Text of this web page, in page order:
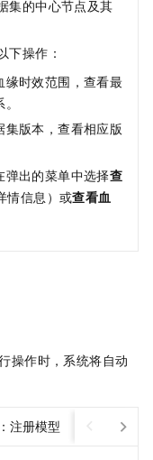
集的中心节点及其
下操作：
缘时效范围，查看最
版本，查看相应版
弹出的菜单中选择查
情信息）或查看血
操作时，系统将自动
注册模型 方式三：